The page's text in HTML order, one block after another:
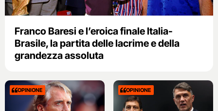
Franco Baresi e l’eroica finale Italia-
Brasile, la partita delle lacrime e della
grandezza assoluta
OPINIONE OPINIONE